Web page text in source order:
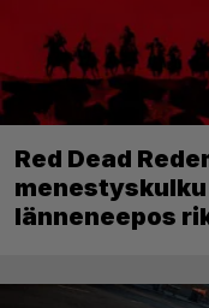
Red Dead
länneneepos